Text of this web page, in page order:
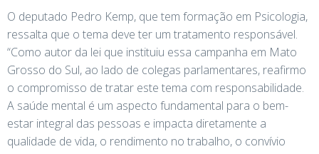
O deputado Pedro Kemp, que tem formação em Psicologia,
ressalta que o tema deve ter um tratamento responsável.
“Como autor da lei que instituiu essa campanha em Mato
Grosso do Sul, ao lado de colegas parlamentares, reafirmo
o compromisso de tratar este tema com responsabilidade.
A saúde mental é um aspecto fundamental para o bem-
estar integral das pessoas e impacta diretamente a
qualidade de vida, o rendimento no trabalho, o convívio